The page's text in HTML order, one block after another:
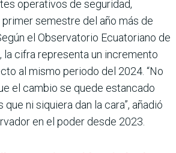
operativos de seguridad,
semestre del año más de
el Observatorio Ecuatoriano de
la cifra representa un incremento
al mismo periodo del 2024. “No
el cambio se quede estancado
ni siquiera dan la cara”, añadió
en el poder desde 2023.